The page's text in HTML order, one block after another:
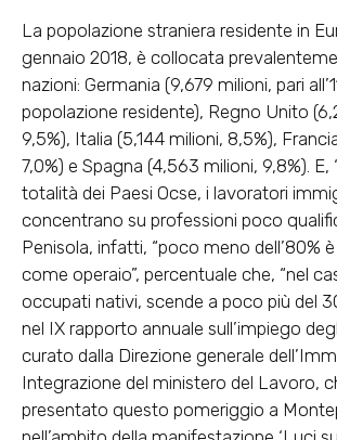
La popolazione straniera residente in
gennaio 2018, è collocata
nazioni: Germania (9,679 milioni, pari
popolazione residente), Regno Unito
9,5%), Italia (5,144 milioni, 8,5%),
7,0%) e Spagna (4,563 milioni, 9,8%). E,
totalità dei Paesi Ocse, i lavoratori
concentrano su professioni poco
Penisola, infatti, “poco meno dell’80%
come operaio”, percentuale che, “nel
occupati nativi, scende a poco più del
nel IX rapporto annuale sull’impiego
curato dalla Direzione generale
Integrazione del ministero del Lavoro,
presentato questo pomeriggio a